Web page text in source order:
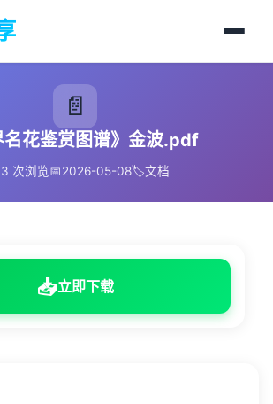
📄
名花鉴赏图谱》金波.pdf
次浏览📅2026-05-08🏷️文档
📥立即下载